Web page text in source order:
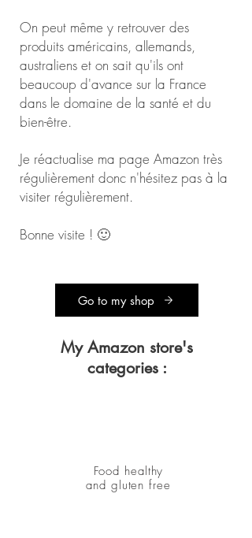
On peut même y retrouver des
produits américains, allemands,
australiens et on sait qu'ils ont
beaucoup d'avance sur la France
dans le domaine de la santé et du
bien-être.
Je réactualise ma page Amazon très
régulièrement donc n'hésitez pas à la
visiter régulièrement.
Bonne visite ! 🙂
Go to my shop
My Amazon store's
categories :
Food healthy
and gluten free